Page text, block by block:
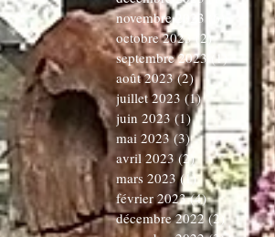
novembre 2023
(6)
6 posts
octobre 2023 (2)2 posts
septembre 2023 (1)
août 2023 (2)2 posts
juillet 2023 (1)1 post
juin 2023 (1)1 post
mai 2023 (3)3 posts
avril 2023 (2)2 posts
mars 2023 (1)1 post
février 2023 (4)4 posts
décembre 2022 (2)2 posts